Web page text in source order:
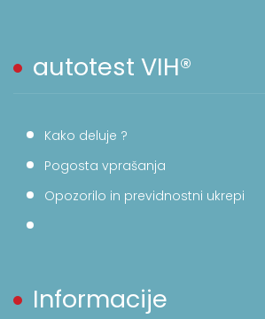
autotest VIH®
Kako deluje ?
Pogosta vprašanja
Opozorilo in previdnostni ukrepi
Informacije